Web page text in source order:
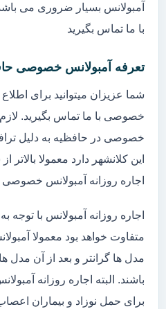
آمبولانس بسیار ضروری می
با ما تماس بگیرید
تعرفه آمبولانس خصوصی
شما عزیزان میتوانید برای
خصوصی با ما تماس بگیرید.
خصوصی در حافظیه به دلیل
این کلانشهر دارد معمولا
اجاره روزانه آمبولانس خصوصی
اجاره روزانه آمبولانس با توجه
باشند. البته اجاره روزانه
برای حمل نوزاد و بیماران